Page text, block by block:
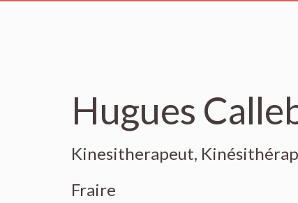
Hugues
Kinesitherapeut,
Fraire